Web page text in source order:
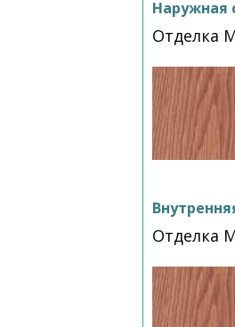
Наружная
Отделка
Отделка